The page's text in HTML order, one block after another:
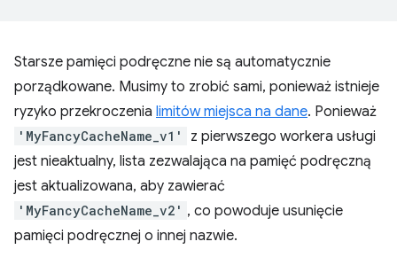
Starsze pamięci podręczne nie są automatycznie
porządkowane. Musimy to zrobić sami, ponieważ istnieje
ryzyko przekroczenia limitów miejsca na dane. Ponieważ
'MyFancyCacheName_v1'
z pierwszego workera usługi
jest nieaktualny, lista zezwalająca na pamięć podręczną
jest aktualizowana, aby zawierać
'MyFancyCacheName_v2' , co powoduje usunięcie
pamięci podręcznej o innej nazwie.